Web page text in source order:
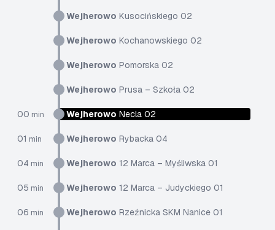
Wejherowo Kusocińskiego 02
Wejherowo Kochanowskiego 02
Wejherowo Pomorska 02
Wejherowo Prusa – Szkoła 02
00 min Wejherowo Necla 02
01 min Wejherowo Rybacka 04
04 min Wejherowo 12 Marca – Myśliwska 01
05 min Wejherowo 12 Marca – Judyckiego 01
06 min Wejherowo Rzeźnicka SKM Nanice 01